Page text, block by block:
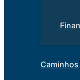
Caminhos